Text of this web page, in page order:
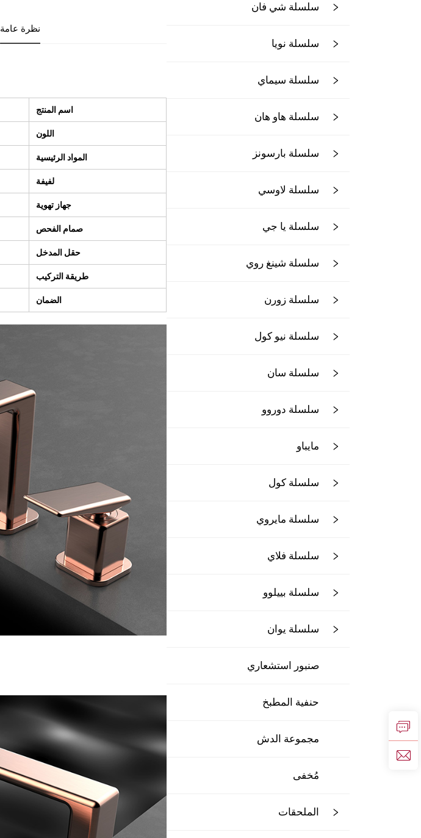
سلسلة شي فان
سلسلة نويا
سلسلة سيماي
سلسلة هاو هان
سلسلة بارسونز
سلسلة لاوسي
سلسلة يا جي
سلسلة شينغ روي
سلسلة زورن
سلسلة نيو كول
سلسلة سان
سلسلة دوروو
مايباو
سلسلة كول
سلسلة مايروي
سلسلة فلاي
سلسلة بييلوو
سلسلة يوان
صنبور استشعاري
حنفية المطبخ
مجموعة الدش
مُخفى
الملحقات
نظرة عامة
اسم المنتج
اللون
المواد الرئيسية
لفيفة
جهاز تهوية
صمام الفحص
حقل المدخل
طريقة التركيب
الضمان